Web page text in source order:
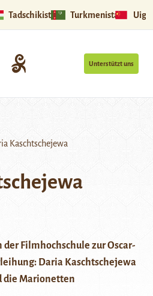
Tadschikistan Turkmenistan
Unterstützt uns
Kaschtschejewa
der Filmhochschule zur Oscar-
Daria Kaschtschejewa
die Marionetten